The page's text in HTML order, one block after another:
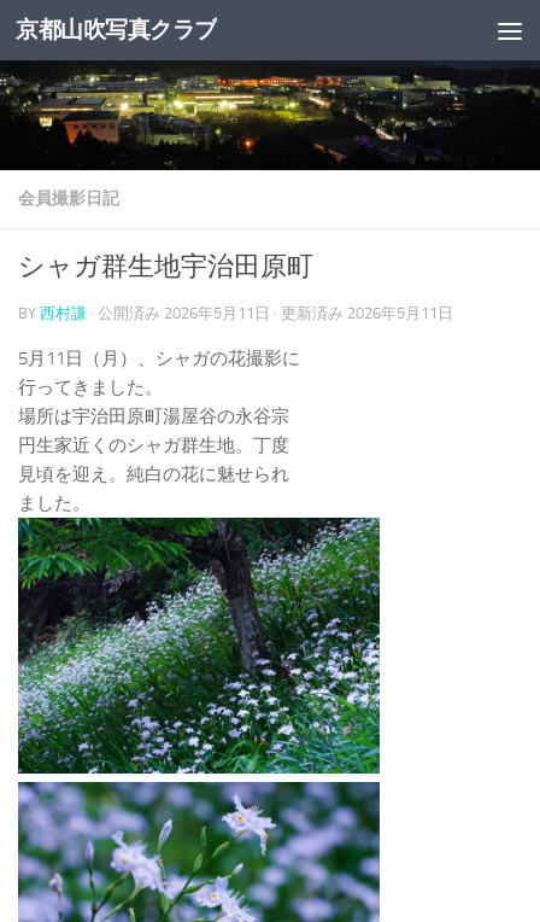
コンテンツへスキップ
京都山吹写真クラブ
会員撮影日記
シャガ群生地宇治田原町
BY 西村謙 · 公開済み 2026年5月11日 · 更新済み 2026年5月11日
5月11日（月）、シャガの花撮影に
行ってきました。
場所は宇治田原町湯屋谷の永谷宗
円生家近くのシャガ群生地。丁度
見頃を迎え。純白の花に魅せられ
ました。